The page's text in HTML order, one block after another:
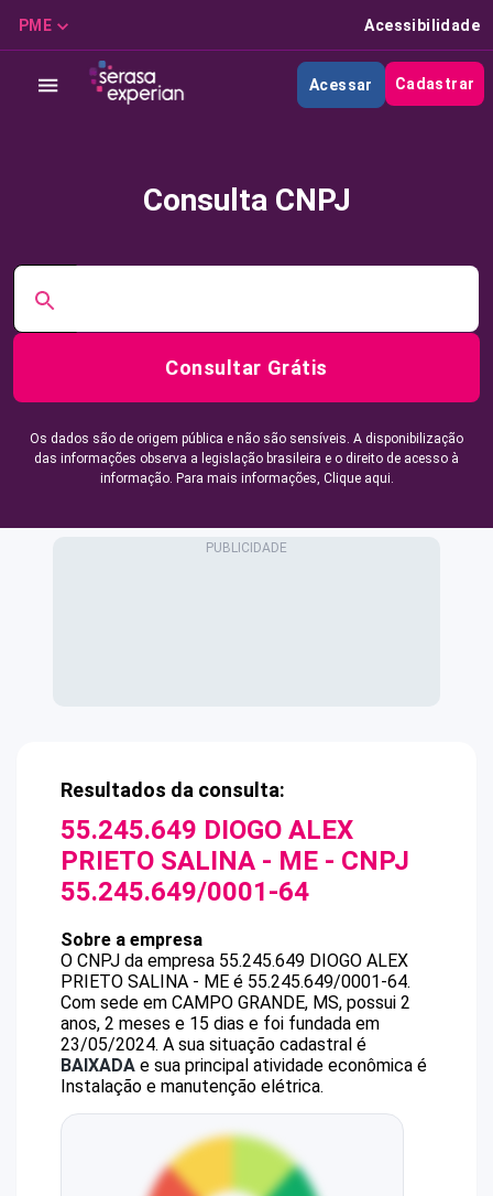
PME Acessibilidade
Acessar Cadastrar
Consulta CNPJ
Consultar Grátis
Os dados são de origem pública e não são sensíveis. A disponibilização
das informações observa a legislação brasileira e o direito de acesso à
informação. Para mais informações, Clique aqui.
Resultados da consulta:
55.245.649 DIOGO ALEX
PRIETO SALINA - ME - CNPJ
55.245.649/0001-64
Sobre a empresa
O CNPJ da empresa 55.245.649 DIOGO ALEX
PRIETO SALINA - ME é 55.245.649/0001-64.
Com sede em CAMPO GRANDE, MS, possui 2
anos, 2 meses e 15 dias e foi fundada em
23/05/2024. A sua situação cadastral é
BAIXADA e sua principal atividade econômica é
Instalação e manutenção elétrica.